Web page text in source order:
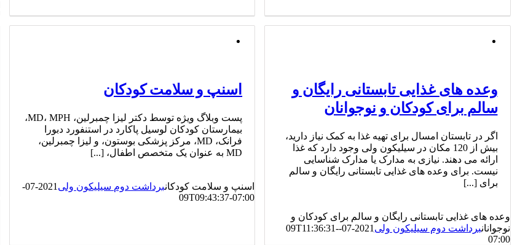
وعده های غذایی تابستانی رایگان و
سالم برای کودکان و نوجوانان
اگر در تابستان امسال برای تهیه غذا به کمک نیاز دارید،
بیش از 120 مکان در سیلیکون ولی وجود دارد که غذا
ارائه می دهند. نیازی به مدارک یا مدارک شناسایی
نیست. برای وعده های غذایی تابستانی رایگان و سالم
برای [...]
وعده های غذایی تابستانی رایگان و سالم برای کودکان و
نوجوانانبرداشت دوم سیلیکون ولی
2021-07-09T11:36:31-
07:00
اسنپ و سلامت کودکان
پست وبلاگ ویژه توسط دکتر لیزا چمبرلین، MD، MPH،
بیمارستان کودکان لوسیل پاکارد در استنفورد دبورا
فرانک، MD، مرکز پزشکی بوستون، و لیزا چمبرلین،
MD به عنوان یک متخصص اطفال، [...]
اسنپ و سلامت کودکانبرداشت دوم سیلیکون ولی
2021-07-
09T09:43:37-07:00